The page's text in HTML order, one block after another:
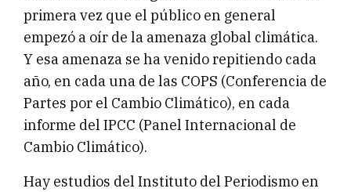
primera vez que el público en general
empezó a oír de la amenaza global climática.
Y esa amenaza se ha venido repitiendo cada
año, en cada una de las COPS (Conferencia de
Partes por el Cambio Climático), en cada
informe del IPCC (Panel Internacional de
Cambio Climático).
Hay estudios del Instituto del Periodismo en